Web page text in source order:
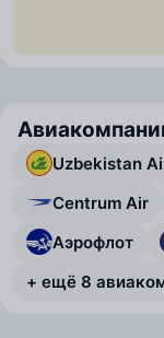
Uzbekistan
Centrum Air
Аэрофлот
+ ещё 8